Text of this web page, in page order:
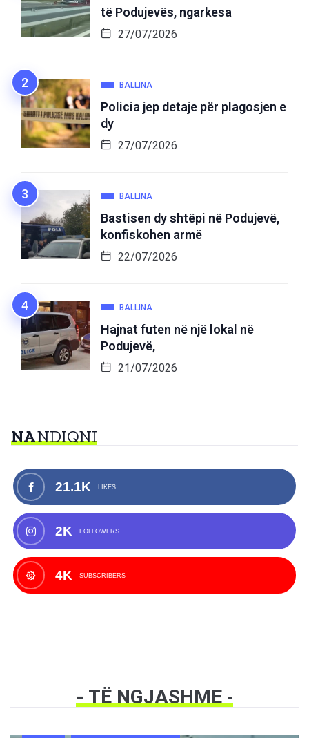
të Podujevës, ngarkesa
27/07/2026
BALLINA
Policia jep detaje për plagosjen e
dy
27/07/2026
BALLINA
Bastisen dy shtëpi në Podujevë,
konfiskohen armë
22/07/2026
BALLINA
Hajnat futen në një lokal në
Podujevë,
21/07/2026
NANDIQNI
21.1K LIKES
2K FOLLOWERS
4K SUBSCRIBERS
- TË NGJASHME-